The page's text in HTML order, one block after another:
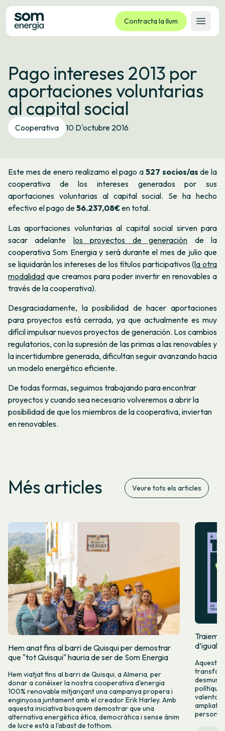
Contracta la llum
Obrir
Tarifes
Serveis
Empreses
La cooperativa
Contacte
Idioma: ES CA GL EU
Pago intereses 2013 por
aportaciones voluntarias
al capital social
Cooperativa 10 D'octubre 2016
Este mes de enero realizamo el pago a 527 socios/as de la
cooperativa de los intereses generados por sus
aportaciones voluntarias al capital social. Se ha hecho
efectivo el pago de56.237,08€en total.
Las aportaciones voluntarias al capital social sirven para
sacar adelante los proyectos de generación de la
cooperativa Som Energia y será durante el mes de julio que
se liquidarán los intereses de los títulos participativos (la otra
modalidad que creamos para poder invertir en renovables a
través de la cooperativa).
Desgraciadamente, la posibilidad de hacer aportaciones
para proyectos está cerrada, ya que actualmente es muy
difícil impulsar nuevos proyectos de generación. Los cambios
regulatorios, con la supresión de las primas a las renovables y
la incertidumbre generada, dificultan seguir avanzando hacia
un modelo energético eficiente.
De todas formas, seguimos trabajando para encontrar
proyectos y cuando sea necesario volveremos a abrir la
posibilidad de que los miembros de la cooperativa, inviertan
en renovables.
Més articles Veure tots els articles
Hem anat fins al barri de Quisqui per demostrar
que "tot Quisqui" hauria de ser de Som Energia
Hem viatjat fins al barri de Quisqui, a Almeria, per
donar a conèixer la nostra cooperativa d'energia
100% renovable mitjançant una campanya propera i
enginyosa juntament amb el creador Erik Harley. Amb
aquesta iniciativa busquem demostrar que una
alternativa energètica ètica, democràtica i sense ànim
de lucre està a l'abast de tothom.
Traiem
Aquest
valenta